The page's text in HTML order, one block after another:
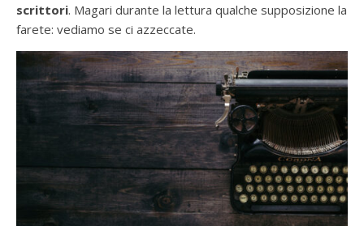
scrittori. Magari durante la lettura qualche supposizione la
farete: vediamo se ci azzeccate.